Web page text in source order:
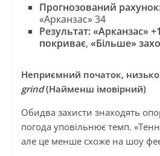
Прогнозований
«Арканзас» 34
Результат:«Арканзас»
покриває, «Більше»
Неприємний початок,
grind(Найменш імовірний)
Обидва захисти знаходять
погода уповільнює темп.
але це менше схоже на шоу